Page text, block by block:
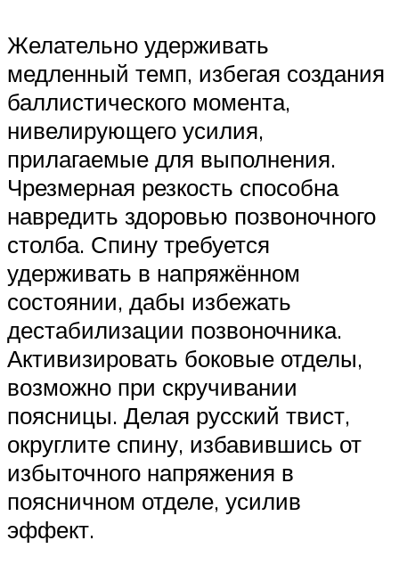
Желательно удерживать
медленный темп, избегая создания
баллистического момента,
нивелирующего усилия,
прилагаемые для выполнения.
Чрезмерная резкость способна
навредить здоровью позвоночного
столба. Спину требуется
удерживать в напряжённом
состоянии, дабы избежать
дестабилизации позвоночника.
Активизировать боковые отделы,
возможно при скручивании
поясницы. Делая русский твист,
округлите спину, избавившись от
избыточного напряжения в
поясничном отделе, усилив
эффект.